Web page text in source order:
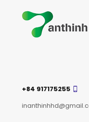
+84 917175255